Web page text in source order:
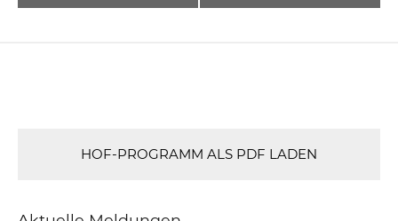
HOF-PROGRAMM ALS PDF LADEN